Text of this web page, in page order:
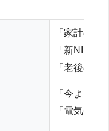
「家計の見
「新NISA
「老後の
「今より
「電気代を